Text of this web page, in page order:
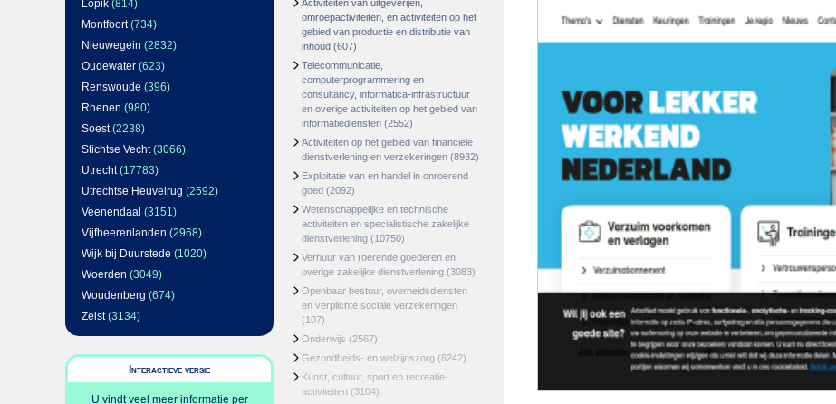
Lopik (814)
Montfoort(734)
Nieuwegein (2832)
Oudewater (623)
Renswoude (396)
Rhenen (980)
Soest(2238)
Stichtse Vecht(3066)
Utrecht(17783)
Utrechtse Heuvelrug (2592)
Veenendaal (3151)
Vijfheerenlanden (2968)
Wijk bij Duurstede (1020)
Woerden (3049)
Woudenberg (674)
Zeist(3134)
Interactieve versie
U vindt veel meer informatie per
Activiteiten van uitgeverijen,
omroepactiviteiten, en activiteiten op het
gebied van productie en distributie van
inhoud (607)
Telecommunicatie,
computerprogrammering en
consultancy, informatica-infrastructuur
en overige activiteiten op het gebied van
informatiediensten (2552)
Activiteiten op het gebied van financiële
dienstverlening en verzekeringen (8932)
Exploitatie van en handel in onroerend
goed (2092)
Wetenschappelijke en technische
activiteiten en specialistische zakelijke
dienstverlening (10750)
Verhuur van roerende goederen en
overige zakelijke dienstverlening (3083)
Openbaar bestuur, overheidsdiensten
en verplichte sociale verzekeringen
(107)
Onderwijs (2567)
Gezondheids- en welzijnszorg (6242)
Kunst, cultuur, sport en recreatie-
activiteiten (3104)